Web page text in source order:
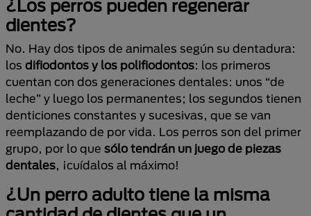
¿Los perros pueden regenerar
dientes?
No. Hay dos tipos de animales según su dentadura:
los difiodontos y los polifiodontos: los primeros
cuentan con dos generaciones dentales: unos “de
leche” y luego los permanentes; los segundos tienen
denticiones constantes y sucesivas, que se van
reemplazando de por vida. Los perros son del primer
grupo, por lo que sólo tendrán un juego de piezas
dentales, ¡cuídalos al máximo!
¿Un perro adulto tiene la misma